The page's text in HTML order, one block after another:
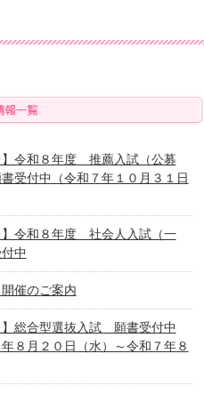
】令和８年度 推薦入試（公募
受付中（令和７年１０月３１日
】令和８年度 社会人入試（一
中
催のご案内
】総合型選抜入試 願書受付中
８月２０日（水）～令和７年８